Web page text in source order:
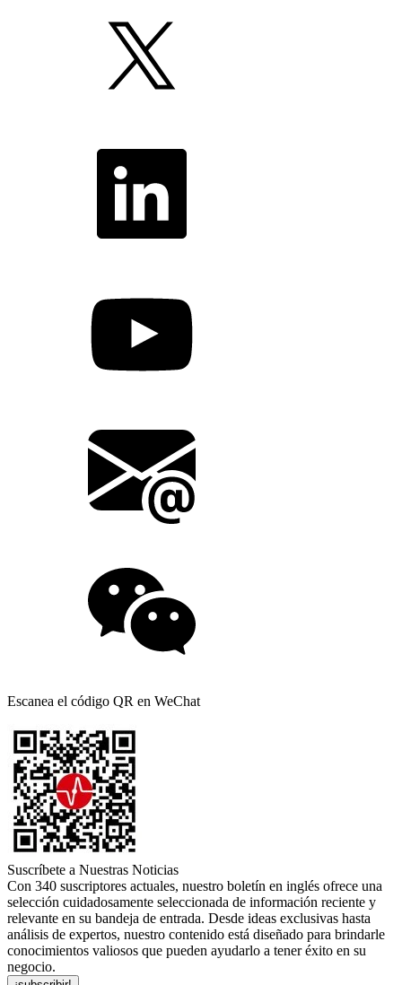
Escanea el código QR en WeChat
Suscríbete a Nuestras Noticias
Con 340 suscriptores actuales, nuestro boletín en inglés ofrece una
selección cuidadosamente seleccionada de información reciente y
relevante en su bandeja de entrada. Desde ideas exclusivas hasta
análisis de expertos, nuestro contenido está diseñado para brindarle
conocimientos valiosos que pueden ayudarlo a tener éxito en su
negocio.